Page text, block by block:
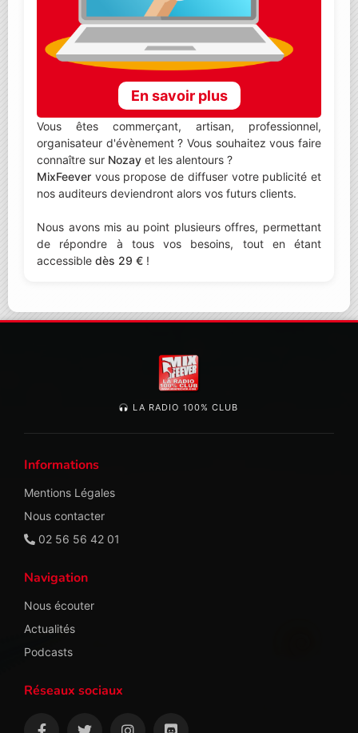
En savoir plus
Vous êtes commerçant, artisan, professionnel,
organisateur d'évènement ? Vous souhaitez vous faire
connaître sur Nozay et les alentours ?
MixFeever vous propose de diffuser votre publicité et
nos auditeurs deviendront alors vos futurs clients.
Nous avons mis au point plusieurs offres, permettant
de répondre à tous vos besoins, tout en étant
accessible dès 29 € !
LA RADIO 100% CLUB
Informations
Mentions Légales
Nous contacter
02 56 56 42 01
Navigation
Nous écouter
Actualités
Podcasts
Réseaux sociaux